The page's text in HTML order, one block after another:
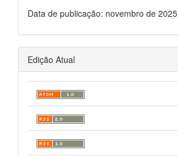
Data de publicação: novembro de 2025
Edição Atual